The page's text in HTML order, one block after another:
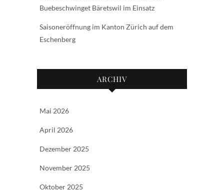
Buebeschwinget Bäretswil im Einsatz
Saisoneröffnung im Kanton Zürich auf dem
Eschenberg
ARCHIV
Mai 2026
April 2026
Dezember 2025
November 2025
Oktober 2025